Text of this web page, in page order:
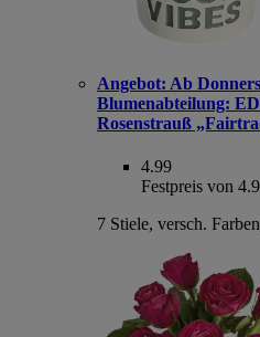
Angebot: Ab
Blumenabteilung:
Rosenstrauß
4.99
Festpreis von
7 Stiele, versch.